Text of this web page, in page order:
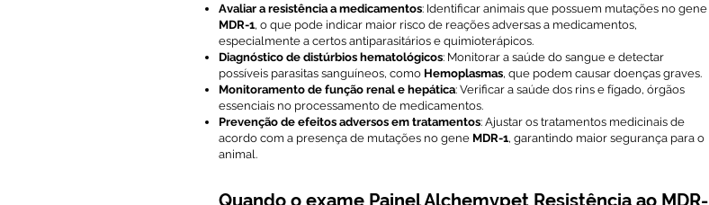
Avaliar a resistência a medicamentos: Identificar animais que possuem mutações no gene
MDR-1, o que pode indicar maior risco de reações adversas a medicamentos,
especialmente a certos antiparasitários e quimioterápicos.
Diagnóstico de distúrbios hematológicos: Monitorar a saúde do sangue e detectar
possíveis parasitas sanguíneos, como Hemoplasmas, que podem causar doenças graves.
Monitoramento de função renal e hepática: Verificar a saúde dos rins e fígado, órgãos
essenciais no processamento de medicamentos.
Prevenção de efeitos adversos em tratamentos: Ajustar os tratamentos medicinais de
acordo com a presença de mutações no gene MDR-1, garantindo maior segurança para o
animal.
Quando o exame Painel Alchemypet Resistência ao MDR-